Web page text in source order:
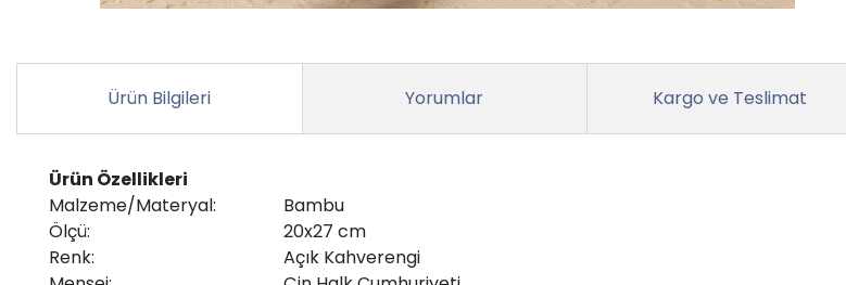
Ürün Bilgileri Yorumlar Kargo ve Teslimat
Ürün Özellikleri
Malzeme/Materyal:
Bambu
Ölçü:
20x27 cm
Renk:
Açık Kahverengi